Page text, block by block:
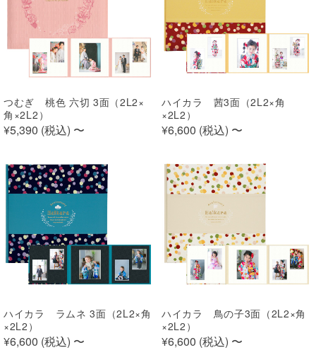
つむぎ 桃色 六切 3面（2L2×
角×2L2）
¥5,390 (税込) 〜
ハイカラ 茜3面（2L2×角
×2L2）
¥6,600 (税込) 〜
ハイカラ ラムネ 3面（2L2×角
×2L2）
¥6,600 (税込) 〜
ハイカラ 鳥の子3面（2L2×角
×2L2）
¥6,600 (税込) 〜